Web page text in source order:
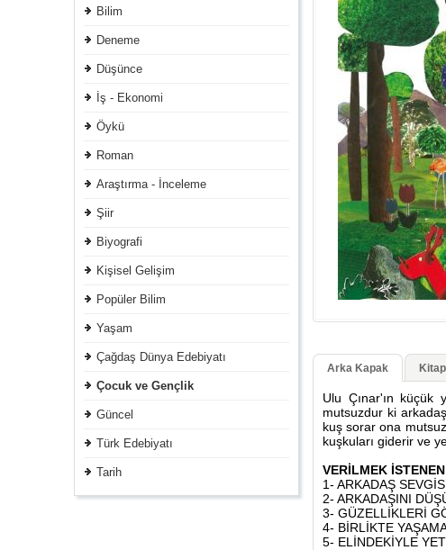
Bilim
Deneme
Düşünce
İş - Ekonomi
Öykü
Roman
Araştırma - İnceleme
Şiir
Biyografi
Kişisel Gelişim
Popüler Bilim
Yaşam
Çağdaş Dünya Edebiyatı
Çocuk ve Gençlik
Güncel
Türk Edebiyatı
Tarih
Arka Kapak
Ulu Çınar'ın
mutsuzdur ki
kuş sorar ona
kuşkuları giderir ve
VERİLMEK
1- ARKADAŞ
2- ARKADAŞINI
3- GÜZELLİKLERİ
4- BİRLİKTE
5- ELİNDEKİYLE